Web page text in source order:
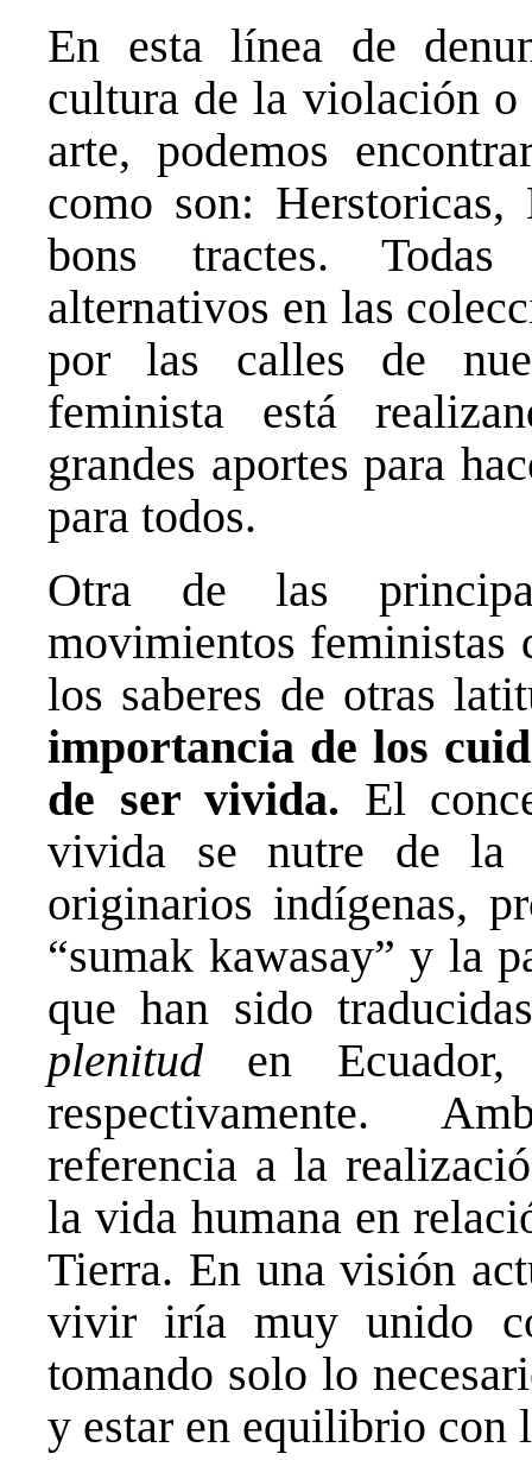
En esta línea de
cultura de la violación
arte, podemos
como son:
bons tractes. Todas
alternativos en las
por las calles de
feminista está
grandes aportes para
para todos.
Otra de las
movimientos feministas
los saberes de otras
importancia de los
de ser vivida. El
vivida se nutre de la
originarios indígenas,
“sumak kawasay” y la
que han sido
plenitud en
respectivamente.
referencia a la
la vida humana en
Tierra. En una visión
vivir iría muy unido
tomando solo lo
y estar en equilibrio con